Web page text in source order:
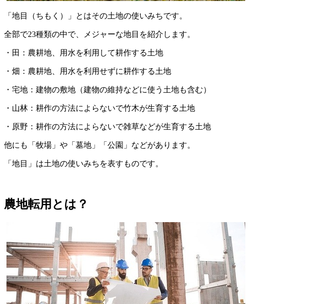
「地目（ちもく）」とはその土地の使いみちです。
全部で23種類の中で、メジャーな地目を紹介します。
・田：農耕地、用水を利用して耕作する土地
・畑：農耕地、用水を利用せずに耕作する土地
・宅地：建物の敷地（建物の維持などに使う土地も含む）
・山林：耕作の方法によらないで竹木が生育する土地
・原野：耕作の方法によらないで雑草などが生育する土地
他にも「牧場」や「墓地」「公園」などがあります。
「地目」は土地の使いみちを表すものです。
農地転用とは？